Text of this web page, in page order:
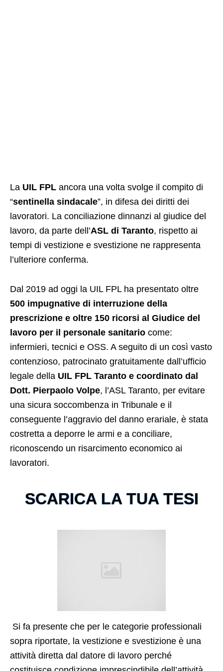
La UIL FPL ancora una volta svolge il compito di
“sentinella sindacale”, in difesa dei diritti dei
lavoratori. La conciliazione dinnanzi al giudice del
lavoro, da parte dell’ASL di Taranto, rispetto ai
tempi di vestizione e svestizione ne rappresenta
l’ulteriore conferma.
Dal 2019 ad oggi la UIL FPL ha presentato oltre
500 impugnative di interruzione della
prescrizione e oltre 150 ricorsi al Giudice del
lavoro per il personale sanitario come:
infermieri, tecnici e OSS. A seguito di un così vasto
contenzioso, patrocinato gratuitamente dall’ufficio
legale della UIL FPL Taranto e coordinato dal
Dott. Pierpaolo Volpe, l’ASL Taranto, per evitare
una sicura soccombenza in Tribunale e il
conseguente l’aggravio del danno erariale, è stata
costretta a deporre le armi e a conciliare,
riconoscendo un risarcimento economico ai
lavoratori.
SCARICA LA TUA TESI
Si fa presente che per le categorie professionali
sopra riportate, la vestizione e svestizione è una
attività diretta dal datore di lavoro perché